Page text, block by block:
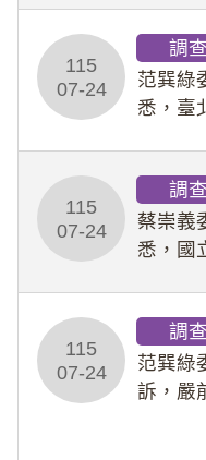
教羽
事件處
115
07-24
調
范巽綠
悉，臺
行拍
劉師。
115
07-24
調
蔡崇義
悉，國
術倫
31)
115
07-24
調
范巽綠
訴，嚴